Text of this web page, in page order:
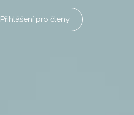
Přihlášení pro členy